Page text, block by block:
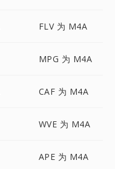
FLV 为 M4A
MPG 为 M4A
CAF 为 M4A
WVE 为 M4A
APE 为 M4A